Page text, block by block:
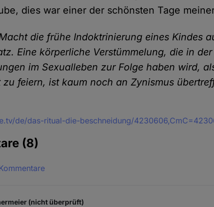
dies war einer der schönsten Tage
die frühe Indoktrinierung eines Kindes
Eine körperliche Verstümmelung, die in
im Sexualleben zur Folge haben wird,
zu feiern, ist kaum noch an Zynismus
de/das-ritual-die-beschneidung/
(8)
(nicht überprüft)